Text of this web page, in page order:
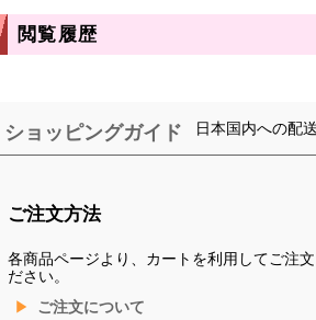
閲覧履歴
ショッピングガイド 日本国内への配
ご注文方法
各商品ページより、カートを利用してご注文
ださい。
ご注文について